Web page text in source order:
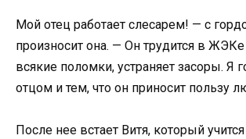
Мой отец работает слесарем! — с
произносит она. — Он трудится в
всякие поломки, устраняет засоры. Я
отцом и тем, что он приносит пользу
После нее встает Витя, который